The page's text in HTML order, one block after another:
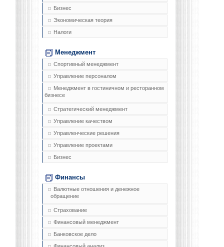
Бизнес
Экономическая теория
Налоги
Менеджмент
Спортивный менеджмент
Управление персоналом
Менеджмент в гостиничном и ресторанном
бизнесе
Стратегический менеджмент
Управление качеством
Управленческие решения
Управление проектами
Бизнес
Финансы
Валютные отношения и денежное
обращение
Страхование
Финансовый менеджмент
Банковское дело